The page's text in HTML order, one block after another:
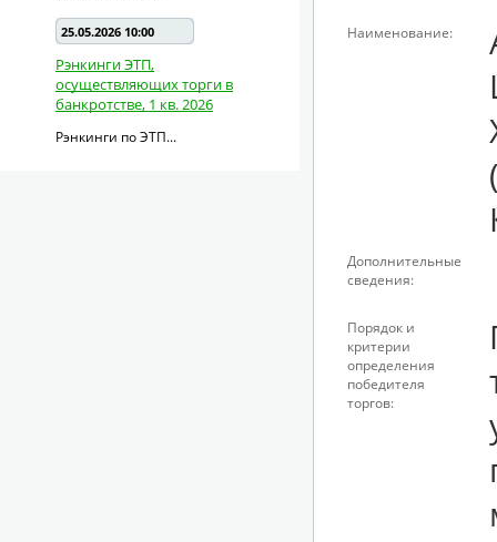
25.05.2026 10:00
Рэнкинги ЭТП,
осуществляющих торги в
банкротстве, 1 кв. 2026
Рэнкинги по ЭТП...
Наименование:
Дополнительные
сведения:
Порядок и
критерии
определения
победителя
торгов: